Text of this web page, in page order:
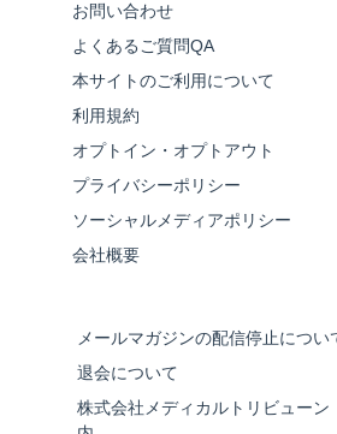
お問い合わせ
よくあるご質問QA
本サイトのご利用について
利用規約
オプトイン・オプトアウト
プライバシーポリシー
ソーシャルメディアポリシー
会社概要
メールマガジンの配信停止につい
退会について
株式会社メディカルトリビュー